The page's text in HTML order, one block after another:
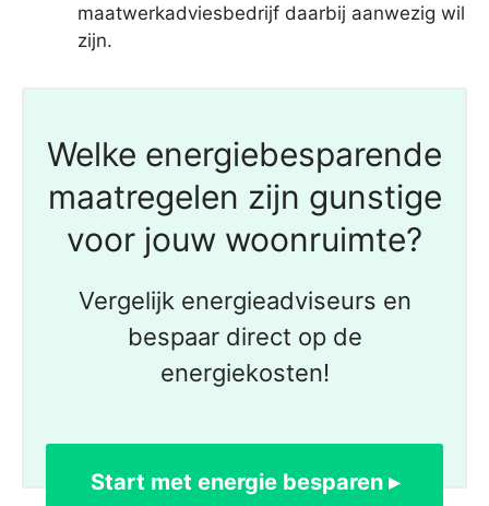
maatwerkadviesbedrijf daarbij aanwezig wil
zijn.
Welke energiebesparende
maatregelen zijn gunstige
voor jouw woonruimte?
Vergelijk energieadviseurs en
bespaar direct op de
energiekosten!
Start met energie besparen ▸